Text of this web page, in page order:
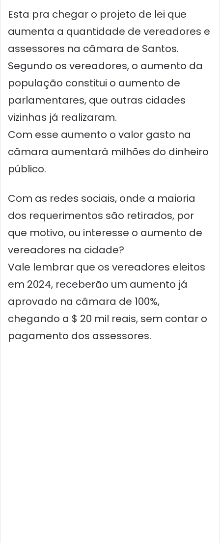
Esta pra chegar o projeto de lei que
aumenta a quantidade de vereadores e
assessores na câmara de Santos.
Segundo os vereadores, o aumento da
população constitui o aumento de
parlamentares, que outras cidades
vizinhas já realizaram.
Com esse aumento o valor gasto na
câmara aumentará milhões do dinheiro
público.
Com as redes sociais, onde a maioria
dos requerimentos são retirados, por
que motivo, ou interesse o aumento de
vereadores na cidade?
Vale lembrar que os vereadores eleitos
em 2024, receberão um aumento já
aprovado na câmara de 100%,
chegando a $ 20 mil reais, sem contar o
pagamento dos assessores.